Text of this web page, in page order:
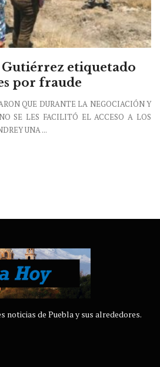
etiquetado
por fraude
QUE DURANTE LA NEGOCIACIÓN Y
SE LES FACILITÓ EL ACCESO A LOS
UNA ...
noticias de Puebla y sus alrededores.